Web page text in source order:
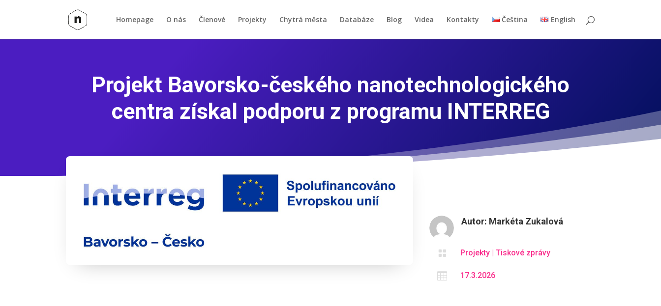
Homepage O nás Členové Projekty Chytrá města Databáze Blog Videa Kontakty Čeština English
Projekt Bavorsko-českého nanotechnologického
centra získal podporu z programu INTERREG
Autor: Markéta Zukalová
 Projekty |Tiskové zprávy
 17.3.2026